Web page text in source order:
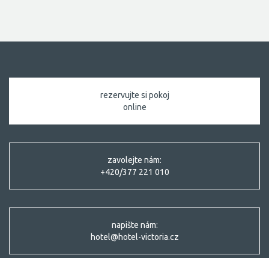
rezervujte si pokoj
online
zavolejte nám:
+420/377 221 010
napište nám:
hotel@hotel-victoria.cz